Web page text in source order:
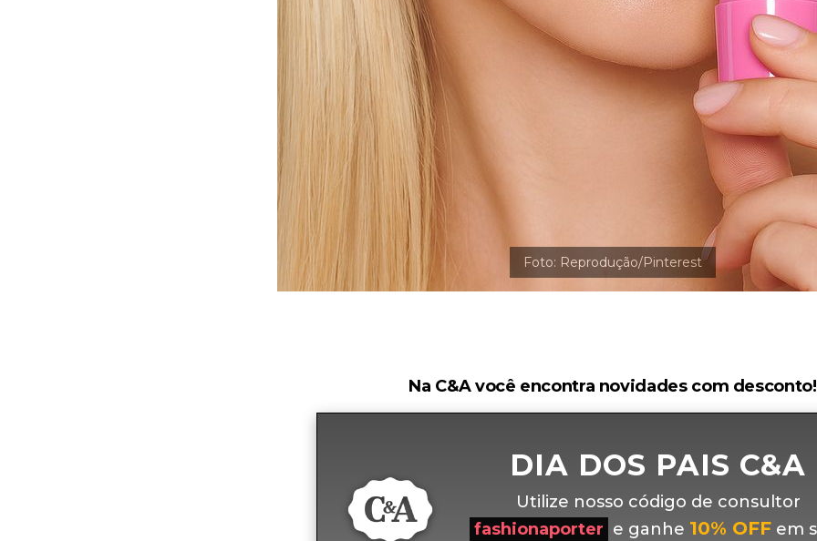
Na C&A você encontra novidades com desconto!
DIA DOS PAIS C&A
Utilize nosso código de consultor
fashionaporter e ganhe 10% OFFem